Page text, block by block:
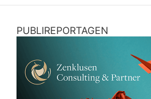
PUBLIREPORTAGEN